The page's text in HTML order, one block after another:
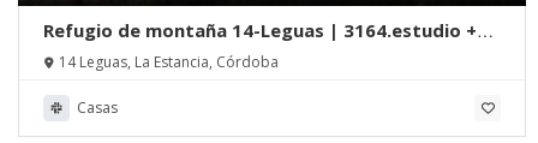
Refugio de montaña 14-Leguas | 3164.estudio +
SDF Arquitectos
14 Leguas, La Estancia, Córdoba
Casas